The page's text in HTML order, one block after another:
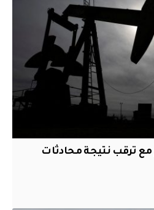
مع ترقب نتيجة محادثات